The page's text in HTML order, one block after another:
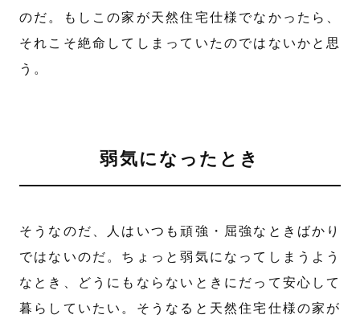
のだ。もしこの家が天然住宅仕様でなかったら、
それこそ絶命してしまっていたのではないかと思
う。
弱気になったとき
そうなのだ、人はいつも頑強・屈強なときばかり
ではないのだ。ちょっと弱気になってしまうよう
なとき、どうにもならないときにだって安心して
暮らしていたい。そうなると天然住宅仕様の家が